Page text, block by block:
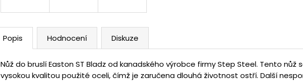
Popis Hodnocení Diskuze
Nůž do bruslí Easton ST Bladz od kanadského výrobce firmy Step Steel. Tento nůž
vysokou kvalitou použité oceli, čímž je zaručena dlouhá životnost ostří. Další